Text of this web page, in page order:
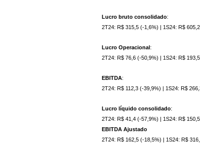
Lucro bruto consolidado:
2T24: R$ 315,5 (-1,6%) | 1S24: R$
Lucro Operacional:
2T24: R$ 76,6 (-50,9%) | 1S24: R$
EBITDA:
2T24: R$ 112,3 (-39,9%) | 1S24: R$
Lucro líquido consolidado:
2T24: R$ 41,4 (-57,9%) | 1S24: R$
EBITDA Ajustado
2T24: R$ 162,5 (-18,5%) | 1S24: R$